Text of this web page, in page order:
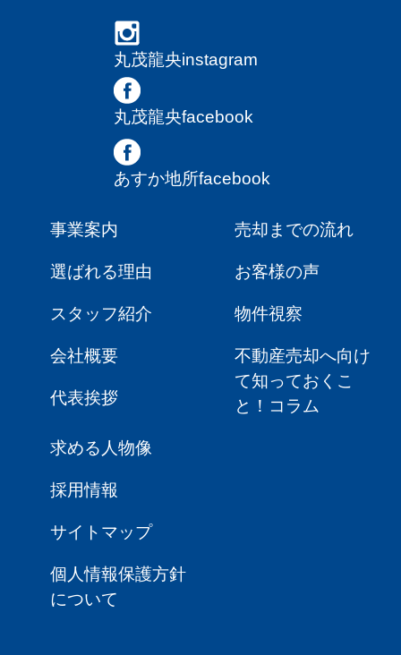
丸茂龍央instagram
丸茂龍央facebook
あすか地所facebook
事業案内
選ばれる理由
スタッフ紹介
会社概要
代表挨拶
売却までの流れ
お客様の声
物件視察
不動産売却へ向け
て知っておくこ
と！コラム
求める人物像
採用情報
サイトマップ
個人情報保護方針
について